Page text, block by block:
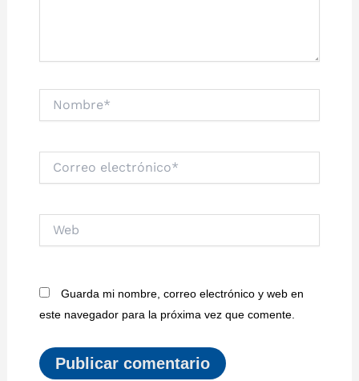
electrónico*
Guarda mi nombre, correo electrónico y web en
este navegador para la próxima vez que comente.